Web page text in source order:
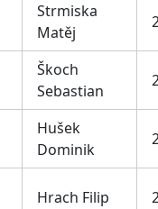
Strmiska
Matěj
Škoch
Sebastian
Hušek
Dominik
Hrach Filip